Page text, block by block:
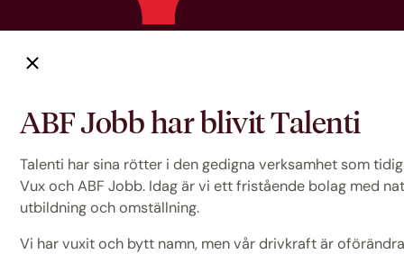
ABF Jobb har blivit Talenti
Talenti har sina rötter i den gedigna verksamhet som
Vux och ABF Jobb. Idag är vi ett fristående bolag med
utbildning och omställning.
Vi har vuxit och bytt namn, men vår drivkraft är